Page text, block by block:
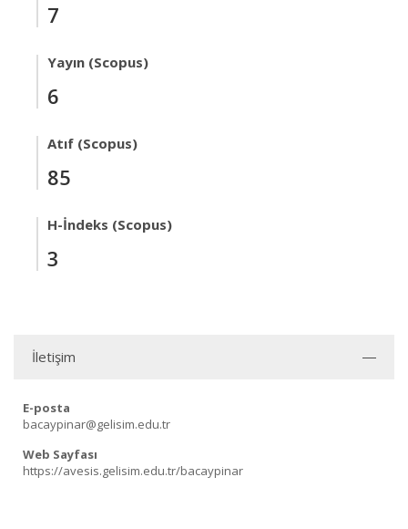
7
Yayın (Scopus)
6
Atıf (Scopus)
85
H-İndeks (Scopus)
3
İletişim
E-posta
bacaypinar@gelisim.edu.tr
Web Sayfası
https://avesis.gelisim.edu.tr/bacaypinar